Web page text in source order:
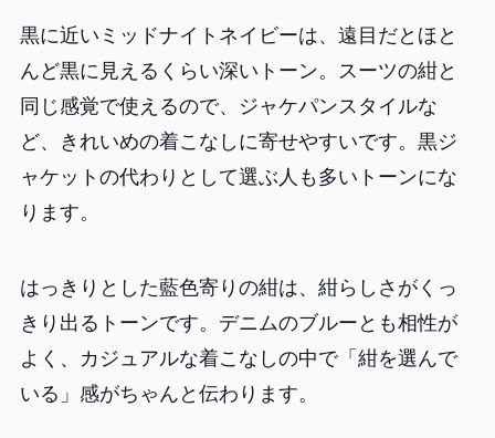
黒に近いミッドナイトネイビーは、遠目だとほと
んど黒に見えるくらい深いトーン。スーツの紺と
同じ感覚で使えるので、ジャケパンスタイルな
ど、きれいめの着こなしに寄せやすいです。黒ジ
ャケットの代わりとして選ぶ人も多いトーンにな
ります。
はっきりとした藍色寄りの紺は、紺らしさがくっ
きり出るトーンです。デニムのブルーとも相性が
よく、カジュアルな着こなしの中で「紺を選んで
いる」感がちゃんと伝わります。